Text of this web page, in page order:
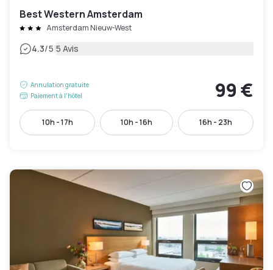
Best Western Amsterdam
Amsterdam Nieuw-West
4.3/5|5 Avis
Annulation gratuite
Paiement à l'hôtel
99 €
10h - 17h 10h - 16h 16h - 23h